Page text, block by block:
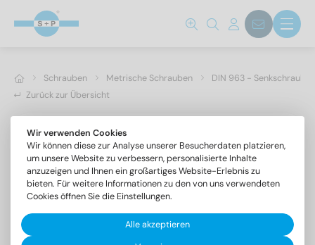
Schrauben Metrische Schrauben
DIN 963 -
Zurück zur Übersicht
Wir verwenden Cookies
Wir können diese zur Analyse unserer Besucherdaten platzieren,
um unsere Website zu verbessern, personalisierte Inhalte
anzuzeigen und Ihnen ein großartiges Website-Erlebnis zu
bieten. Für weitere Informationen zu den von uns verwendeten
Cookies öffnen Sie die Einstellungen.
Alle akzeptieren